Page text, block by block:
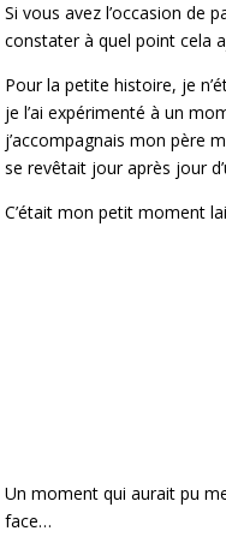
Si vous avez l’occasion de
constater à quel point cela
Pour la petite histoire, je
je l’ai expérimenté à un
j’accompagnais mon père
se revêtait jour après jour
C’était mon petit moment
Un moment qui aurait pu
face…